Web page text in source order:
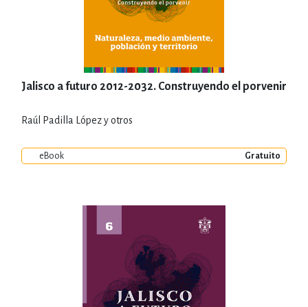
Jalisco a futuro 2012-2032. Construyendo el porvenir
Raúl Padilla López y otros
eBook Gratuito